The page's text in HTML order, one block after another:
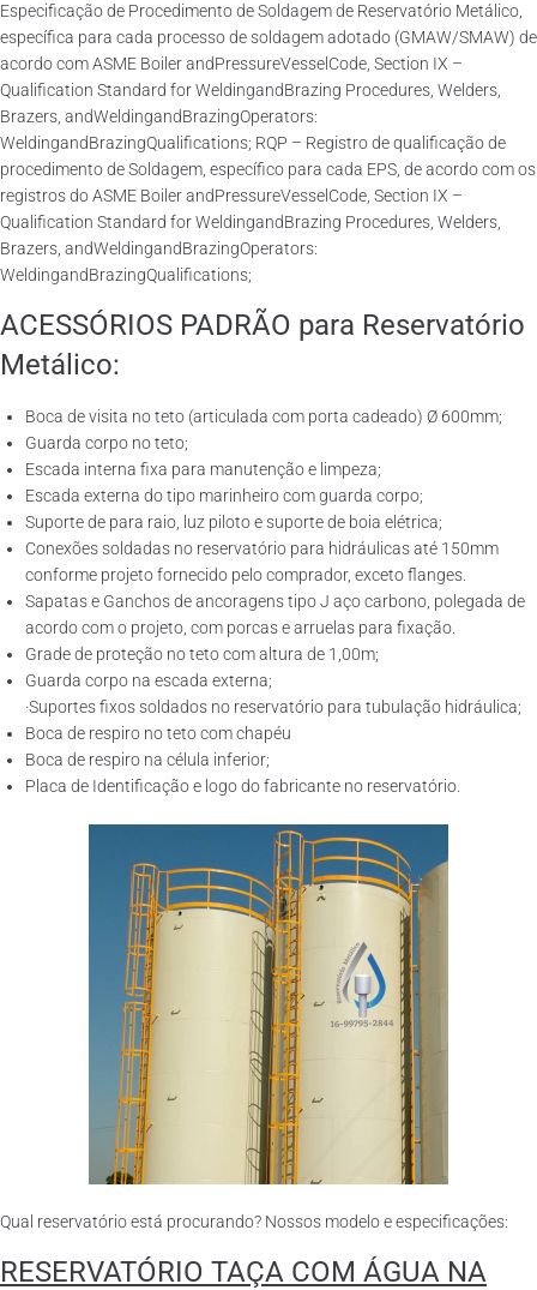
Especificação de Procedimento de Soldagem de Reservatório Metálico,
específica para cada processo de soldagem adotado (GMAW/SMAW) de
acordo com ASME Boiler andPressureVesselCode, Section IX –
Qualification Standard for WeldingandBrazing Procedures, Welders,
Brazers, andWeldingandBrazingOperators:
WeldingandBrazingQualifications; RQP – Registro de qualificação de
procedimento de Soldagem, específico para cada EPS, de acordo com os
registros do ASME Boiler andPressureVesselCode, Section IX –
Qualification Standard for WeldingandBrazing Procedures, Welders,
Brazers, andWeldingandBrazingOperators:
WeldingandBrazingQualifications;
ACESSÓRIOS PADRÃO para Reservatório
Metálico:
Boca de visita no teto (articulada com porta cadeado) Ø 600mm;
Guarda corpo no teto;
Escada interna fixa para manutenção e limpeza;
Escada externa do tipo marinheiro com guarda corpo;
Suporte de para raio, luz piloto e suporte de boia elétrica;
Conexões soldadas no reservatório para hidráulicas até 150mm
conforme projeto fornecido pelo comprador, exceto flanges.
Sapatas e Ganchos de ancoragens tipo J aço carbono, polegada de
acordo com o projeto, com porcas e arruelas para fixação.
Grade de proteção no teto com altura de 1,00m;
Guarda corpo na escada externa;
·Suportes fixos soldados no reservatório para tubulação hidráulica;
Boca de respiro no teto com chapéu
Boca de respiro na célula inferior;
Placa de Identificação e logo do fabricante no reservatório.
Qual reservatório está procurando? Nossos modelo e especificações:
RESERVATÓRIO TAÇA COM ÁGUA NA